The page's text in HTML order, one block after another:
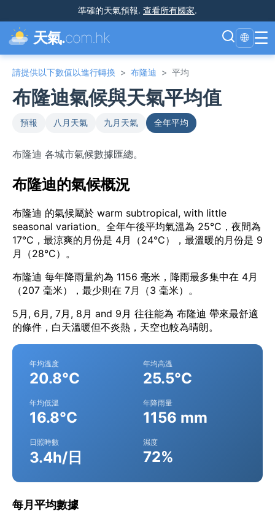
準確的天氣預報. 查看所有國家.
天氣.com.hk 🌐 ☰
請提供以下數值以進行轉換 > 布隆迪 > 平均
布隆迪氣候與天氣平均值
預報 八月天氣 九月天氣 全年平均
布隆迪 各城市氣候數據匯總。
布隆迪的氣候概況
布隆迪 的氣候屬於 warm subtropical, with little
seasonal variation。全年午後平均氣溫為 25°C，夜間為
17°C，最涼爽的月份是 4月（24°C），最溫暖的月份是 9
月（28°C）。
布隆迪 每年降雨量約為 1156 毫米，降雨最多集中在 4月
（207 毫米），最少則在 7月（3 毫米）。
5月, 6月, 7月, 8月 and 9月 往往能為 布隆迪 帶來最舒適
的條件，白天溫暖但不炎熱，天空也較為晴朗。
年均溫度
20.8°C
年均高溫
25.5°C
年均低溫
16.8°C
年降雨量
1156 mm
日照時數
3.4h/日
濕度
72%
每月平均數據